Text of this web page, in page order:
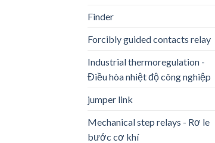
Finder
Forcibly guided contacts relay
Industrial thermoregulation -
Điều hòa nhiệt độ công nghiệp
jumper link
Mechanical step relays - Rơ le
bước cơ khí